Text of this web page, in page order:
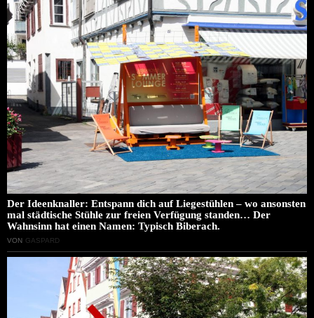
Der Ideenknaller: Entspann dich auf Liegestühlen – wo ansonsten
mal städtische Stühle zur freien Verfügung standen… Der
Wahnsinn hat einen Namen: Typisch Biberach.
VON GASPARD